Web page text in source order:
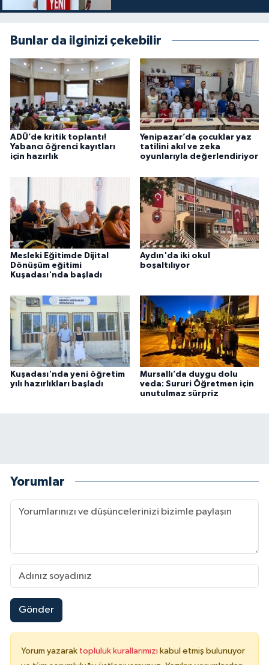
Bunlar da ilginizi çekebilir
ADÜ’de kritik toplantı!
Yabancı öğrenci kayıtları
için hazırlık
Yenipazar’da çocuklar yaz
tatilini akıl ve zeka
oyunlarıyla değerlendiriyor
Mesleki Eğitimde Dijital
Dönüşüm eğitimi
Kuşadası'nda başladı
Aydın'da iki okul
boşaltılıyor
Kuşadası'nda yeni öğretim
yılı hazırlıkları başladı
Mursallı’da duygu dolu
veda: Sururi Öğretmen için
unutulmaz sürpriz
Yorumlar
Gönder
Yorum yazarak topluluk kurallarımızı kabul etmiş bulunuyor